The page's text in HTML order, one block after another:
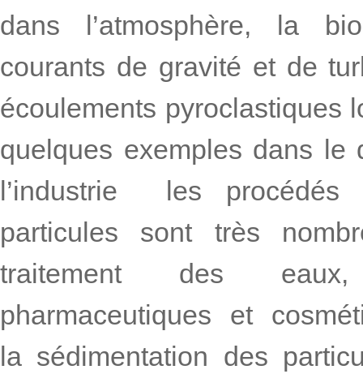
dans l’atmosphère, la
courants de gravité et de
écoulements pyroclastiques
quelques exemples dans le
l’industrie les procédés
particules sont très
traitement des eaux,
pharmaceutiques et
la sédimentation des